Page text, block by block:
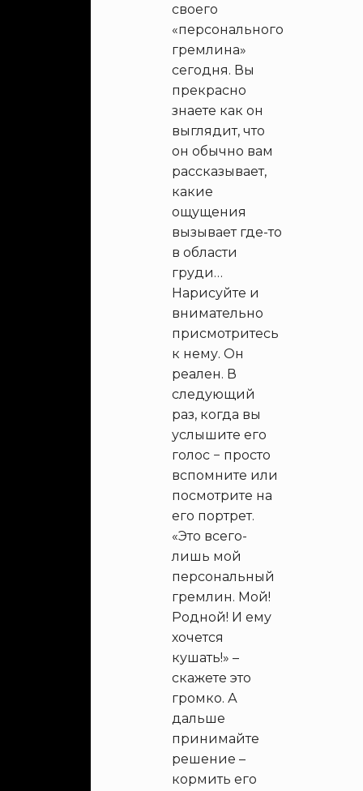
своего
«персонального
гремлина»
сегодня. Вы
прекрасно
знаете как он
выглядит, что
он обычно вам
рассказывает,
какие
ощущения
вызывает где-то
в области
груди…
Нарисуйте и
внимательно
присмотритесь
к нему. Он
реален. В
следующий
раз, когда вы
услышите его
голос − просто
вспомните или
посмотрите на
его портрет.
«Это всего-
лишь мой
персональный
гремлин. Мой!
Родной! И ему
хочется
кушать!» –
скажете это
громко. А
дальше
принимайте
решение –
кормить его